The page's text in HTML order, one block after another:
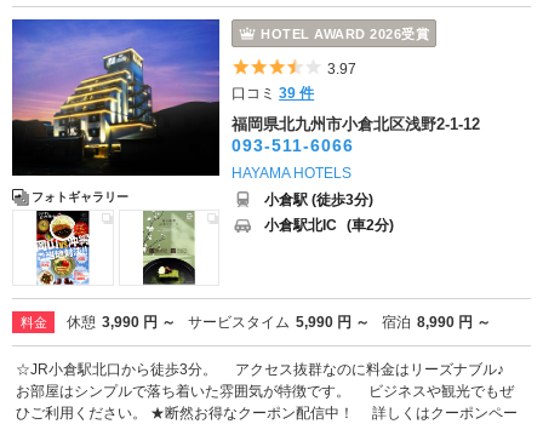
フォトギャラリー
HOTEL AWARD 2026受賞
5つ星のうち3.5
3.97
口コミ39 件
福岡県北九州市小倉北区浅野2-1-12
093-511-6066
HAYAMA HOTELS
小倉駅 (徒歩3分)
小倉駅北IC (車2分)
料金 休憩 3,990 円 ～ サービスタイム 5,990 円 ～ 宿泊 8,990 円 ～
☆JR小倉駅北口から徒歩3分。 アクセス抜群なのに料金はリーズナブル♪
お部屋はシンプルで落ち着いた雰囲気が特徴です。 ビジネスや観光でもぜ
ひご利用ください。 ★断然お得なクーポン配信中！ 詳しくはクーポンペー